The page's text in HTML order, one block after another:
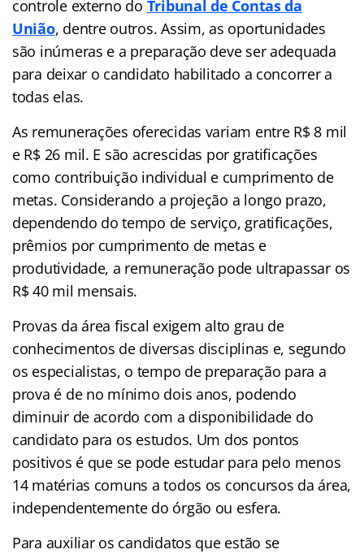
controle externo do Tribunal de Contas da
União, dentre outros. Assim, as oportunidades
são inúmeras e a preparação deve ser adequada
para deixar o candidato habilitado a concorrer a
todas elas.
As remunerações oferecidas variam entre R$ 8 mil
e R$ 26 mil. E são acrescidas por gratificações
como contribuição individual e cumprimento de
metas. Considerando a projeção a longo prazo,
dependendo do tempo de serviço, gratificações,
prêmios por cumprimento de metas e
produtividade, a remuneração pode ultrapassar os
R$ 40 mil mensais.
Provas da área fiscal exigem alto grau de
conhecimentos de diversas disciplinas e, segundo
os especialistas, o tempo de preparação para a
prova é de no mínimo dois anos, podendo
diminuir de acordo com a disponibilidade do
candidato para os estudos. Um dos pontos
positivos é que se pode estudar para pelo menos
14 matérias comuns a todos os concursos da área,
independentemente do órgão ou esfera.
Para auxiliar os candidatos que estão se